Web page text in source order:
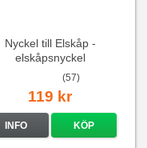
Nyckel till Elskåp -
elskåpsnyckel
(57)
119 kr
INFO KÖP